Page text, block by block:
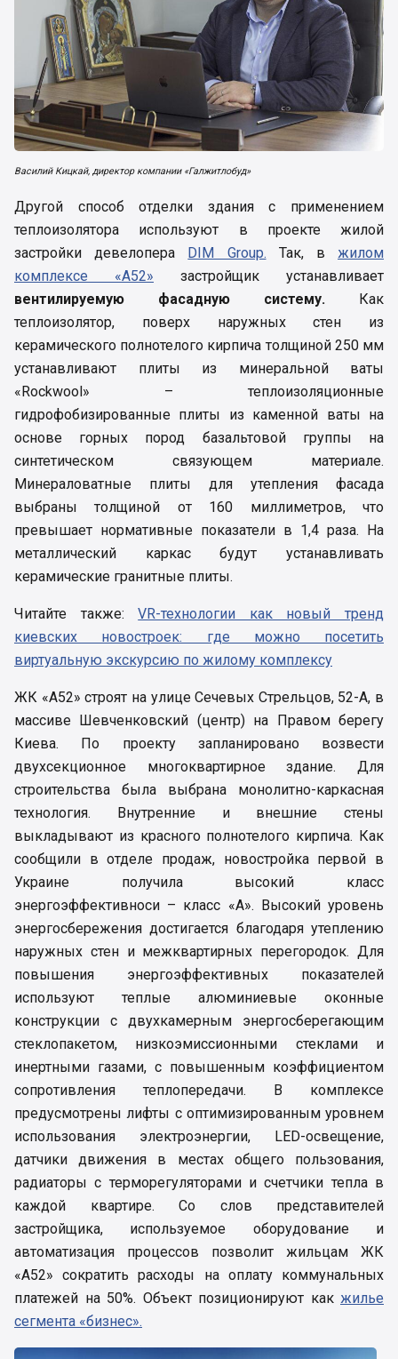
Василий Кицкай, директор компании «Галжитлобуд»
Другой способ отделки здания с применением
теплоизолятора используют в проекте жилой
застройки девелопера DIM Group. Так, вжилом
комплексе «А52» застройщик устанавливает
вентилируемую фасадную систему. Как
теплоизолятор, поверх наружных стен из
керамического полнотелого кирпича толщиной 250 мм
устанавливают плиты из минеральной ваты
«Rockwool» – теплоизоляционные
гидрофобизированные плиты из каменной ваты на
основе горных пород базальтовой группы на
синтетическом связующем материале.
Минераловатные плиты для утепления фасада
выбраны толщиной от 160 миллиметров, что
превышает нормативные показатели в 1,4 раза. На
металлический каркас будут устанавливать
керамические гранитные плиты.
Читайте также:VR-технологии как новый тренд
киевских новостроек: где можно посетить
виртуальную экскурсию по жилому комплексу
ЖК «А52» строят на улице Сечевых Стрельцов, 52-А, в
массиве Шевченковский (центр) на Правом берегу
Киева. По проекту запланировано возвести
двухсекционное многоквартирное здание. Для
строительства была выбрана монолитно-каркасная
технология. Внутренние и внешние стены
выкладывают из красного полнотелого кирпича. Как
сообщили в отделе продаж, новостройка первой в
Украине получила высокий класс
энергоэффективноси – класс «А». Высокий уровень
энергосбережения достигается благодаря утеплению
наружных стен и межквартирных перегородок. Для
повышения энергоэффективных показателей
используют теплые алюминиевые оконные
конструкции с двухкамерным энергосберегающим
стеклопакетом, низкоэмиссионными стеклами и
инертными газами, с повышенным коэффициентом
сопротивления теплопередачи. В комплексе
предусмотрены лифты с оптимизированным уровнем
использования электроэнергии, LED-освещение,
датчики движения в местах общего пользования,
радиаторы с терморегуляторами и счетчики тепла в
каждой квартире. Со слов представителей
застройщика, используемое оборудование и
автоматизация процессов позволит жильцам ЖК
«А52» сократить расходы на оплату коммунальных
платежей на 50%. Объект позиционируют как жилье
сегмента «бизнес».